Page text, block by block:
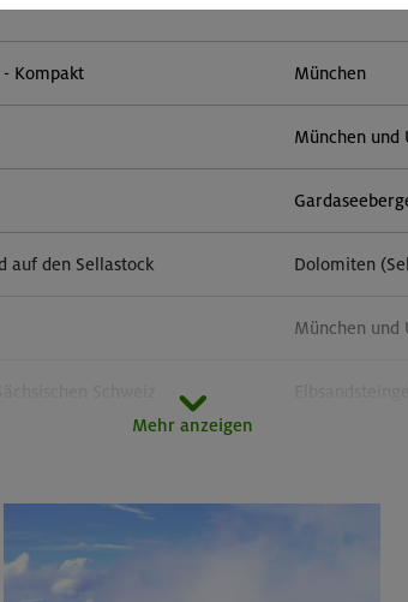
- Kompakt München
München und
auf den Sellastock Dolomiten
München und
Mehr anzeigen